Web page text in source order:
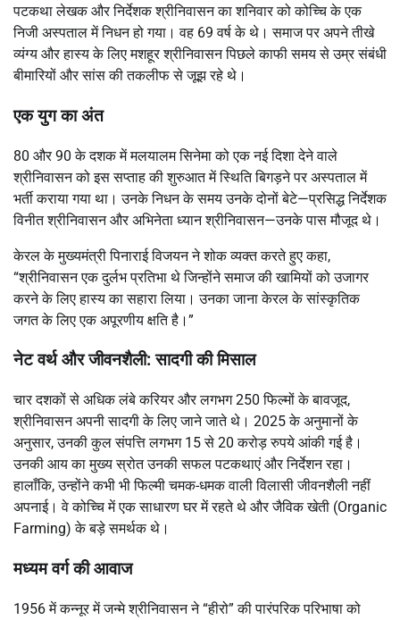
पटकथा लेखक और निर्देशक श्रीनिवासन का शनिवार को कोच्चि के एक
निजी अस्पताल में निधन हो गया।वह 69 वर्ष के थे। समाज पर अपने तीखे
व्यंग्य और हास्य के लिए मशहूर श्रीनिवासन पिछले काफी समय से उम्र संबंधी
बीमारियों और सांस की तकलीफ से जूझ रहे थे।
एक युग का अंत
80 और 90 के दशक में मलयालम सिनेमा को एक नई दिशा देने वाले
श्रीनिवासन को इस सप्ताह की शुरुआत में स्थिति बिगड़ने पर अस्पताल में
भर्ती कराया गया था। उनके निधन के समय उनके दोनों बेटे—प्रसिद्ध निर्देशक
विनीत श्रीनिवासन और अभिनेता ध्यान श्रीनिवासन—उनके पास मौजूद थे।
केरल के मुख्यमंत्री पिनाराई विजयन ने शोक व्यक्त करते हुए कहा,
“श्रीनिवासन एक दुर्लभ प्रतिभा थे जिन्होंने समाज की खामियों को उजागर
करने के लिए हास्य का सहारा लिया। उनका जाना केरल के सांस्कृतिक
जगत के लिए एक अपूरणीय क्षति है।”
नेट वर्थ और जीवनशैली: सादगी की मिसाल
चार दशकों से अधिक लंबे करियर और लगभग 250 फिल्मों के बावजूद,
श्रीनिवासन अपनी सादगी के लिए जाने जाते थे। 2025 के अनुमानों के
अनुसार, उनकी कुल संपत्ति लगभग 15 से 20 करोड़ रुपये आंकी गई है।
उनकी आय का मुख्य स्रोत उनकी सफल पटकथाएं और निर्देशन रहा।
हालाँकि, उन्होंने कभी भी फिल्मी चमक-धमक वाली विलासी जीवनशैली नहीं
अपनाई। वे कोच्चि में एक साधारण घर में रहते थे और जैविक खेती (Organic
Farming) के बड़े समर्थक थे।
मध्यम वर्ग की आवाज
1956 में कन्नूर में जन्मे श्रीनिवासन ने “हीरो” की पारंपरिक परिभाषा को